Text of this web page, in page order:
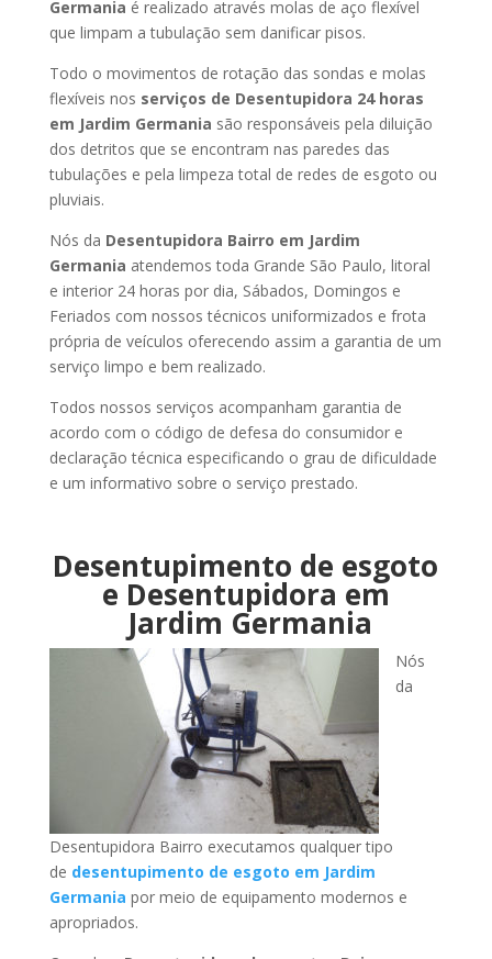
Germania é realizado através molas de aço flexível
que limpam a tubulação sem danificar pisos.
Todo o movimentos de rotação das sondas e molas
flexíveis nos serviços de Desentupidora 24 horas
em Jardim Germania são responsáveis pela diluição
dos detritos que se encontram nas paredes das
tubulações e pela limpeza total de redes de esgoto ou
pluviais.
Nós da Desentupidora Bairro em Jardim
Germania atendemos toda Grande São Paulo, litoral
e interior 24 horas por dia, Sábados, Domingos e
Feriados com nossos técnicos uniformizados e frota
própria de veículos oferecendo assim a garantia de um
serviço limpo e bem realizado.
Todos nossos serviços acompanham garantia de
acordo com o código de defesa do consumidor e
declaração técnica especificando o grau de dificuldade
e um informativo sobre o serviço prestado.
Desentupimento de esgoto
e Desentupidora em
Jardim Germania
Nós
da
Desentupidora Bairro executamos qualquer tipo
de desentupimento de esgoto em Jardim
Germania por meio de equipamento modernos e
apropriados.